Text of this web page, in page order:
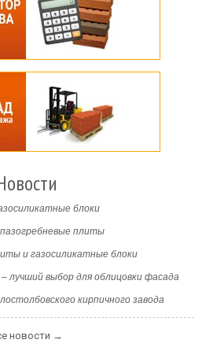
блоки
плиты
и газосиликатные блоки
лучший выбор для облицовки фасада
кирпичного завода
новости →